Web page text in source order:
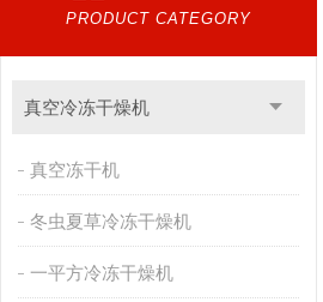
PRODUCT CATEGORY
真空冷冻干燥机
真空冻干机
冬虫夏草冷冻干燥机
一平方冷冻干燥机